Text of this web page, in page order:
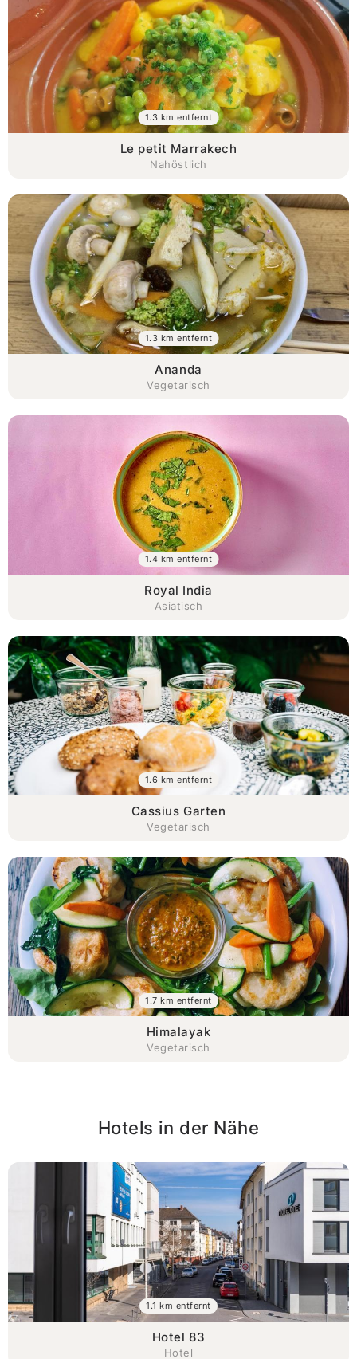
Le petit Marrakech
Nahöstlich
1.3 km entfernt
Ananda
Vegetarisch
1.3 km entfernt
Royal India
Asiatisch
1.4 km entfernt
Cassius Garten
Vegetarisch
1.6 km entfernt
Himalayak
Vegetarisch
1.7 km entfernt
Hotels in der Nähe
Hotel 83
Hotel
1.1 km entfernt